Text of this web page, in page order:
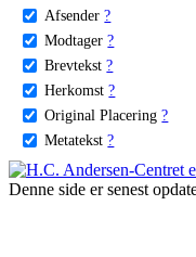
Afsender ?
Modtager ?
Brevtekst ?
Herkomst ?
Original Placering ?
Metatekst ?
Denne side er senest